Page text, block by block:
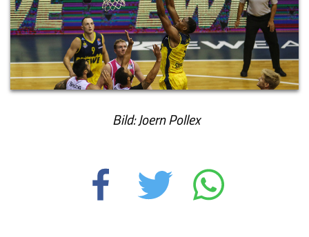
Bild: Joern Pollex